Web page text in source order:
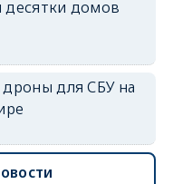
домов
для СБУ на